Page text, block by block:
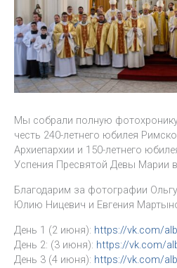
Мы собрали полную
честь 240-летнего юбилея
Архиепархии и 150-летнего
Успения Пресвятой Девы Марии в
Благодарим за фотографии
Юлию Ницевич и Евгения
День 1 (2 июня): https://vk.com/
День 2: (3 июня): https://vk.com/
День 3 (4 июня): https://vk.com/